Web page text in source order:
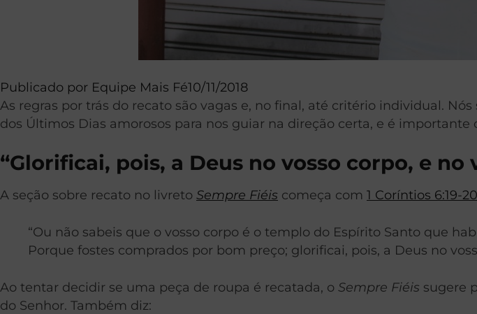
Publicado por Equipe Mais Fé10/11/2018
As regras por trás do recato são vagas e, no final, até critério individual.
dos Últimos Dias amorosos para nos guiar na direção certa, e é importante
“Glorificai, pois, a Deus no vosso corpo, e no
A seção sobre recato no livreto Sempre Fiéis começa com 1 Coríntios 6:19-20
“Ou não sabeis que o vosso corpo é o templo do Espírito Santo que
Porque fostes comprados por bom preço; glorificai, pois, a Deus no
Ao tentar decidir se uma peça de roupa é recatada, o Sempre Fiéis sugere
do Senhor. Também diz: